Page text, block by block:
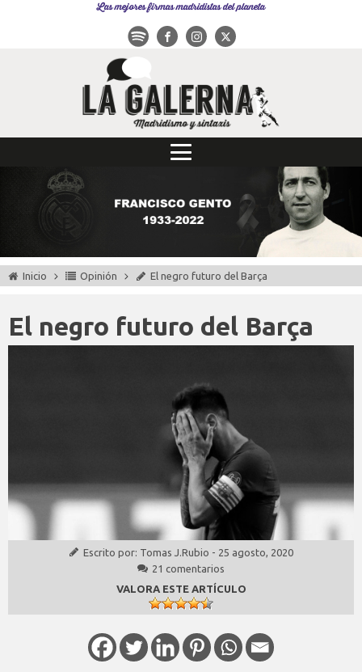
Las mejores firmas madridistas del planeta
Inicio Opinión El negro futuro del Barça
El negro futuro del Barça
Escrito por: Tomas J.Rubio - 25 agosto, 2020
21 comentarios
VALORA ESTE ARTÍCULO